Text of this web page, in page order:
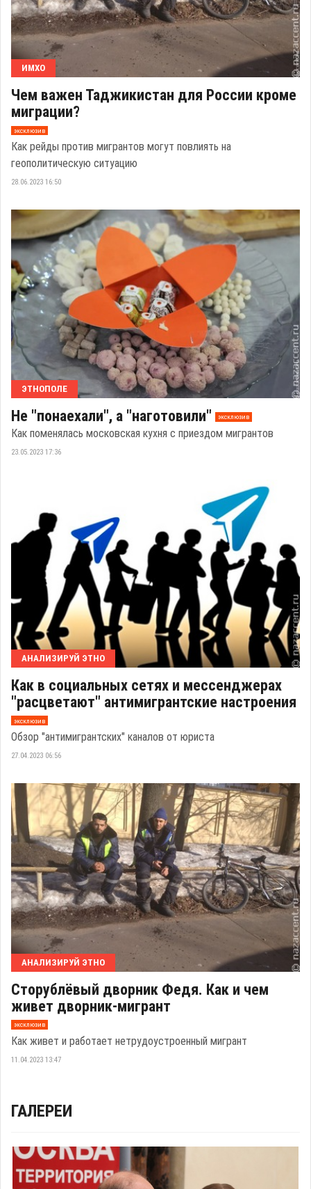
ИМХО
Чем важен Таджикистан для России кроме
миграции?
эксклюзив
Как рейды против мигрантов могут повлиять на
геополитическую ситуацию
28.06.2023 16:50
ЭТНОПОЛЕ
Не "понаехали", а "наготовили" эксклюзив
Как поменялась московская кухня с приездом мигрантов
23.05.2023 17:36
АНАЛИЗИРУЙ ЭТНО
Как в социальных сетях и мессенджерах
"расцветают" антимигрантские настроения
эксклюзив
Обзор "антимигрантских" каналов от юриста
27.04.2023 06:56
АНАЛИЗИРУЙ ЭТНО
Сторублёвый дворник Федя. Как и чем
живет дворник-мигрант
эксклюзив
Как живет и работает нетрудоустроенный мигрант
11.04.2023 13:47
ГАЛЕРЕИ